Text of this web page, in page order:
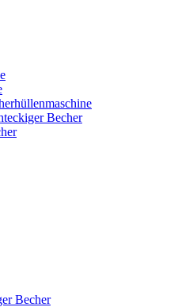
Becher
Becher